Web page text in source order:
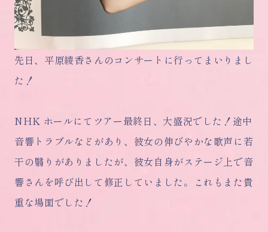
先日、平原綾香さんのコンサートに行ってまいりまし
た！
NHK ホールにてツアー最終日、大盛況でした！途中
音響トラブルなどがあり、彼女の伸びやかな歌声に若
干の翳りがありましたが、彼女自身がステージ上で音
響さんを呼び出して修正していました。これもまた貴
重な場面でした！